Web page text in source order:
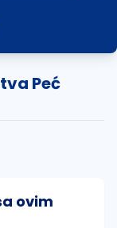
Peć
ovim